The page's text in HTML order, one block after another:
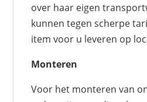
over haar eigen
kunnen tegen scherpe
item voor u leveren op
Monteren
Voor het monteren van